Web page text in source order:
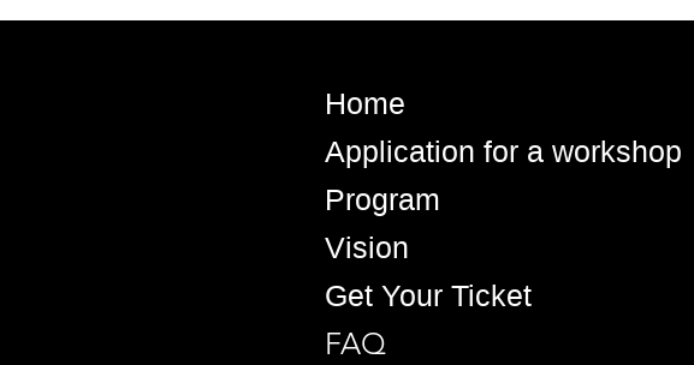
Home
Application for a workshop
Program
Vision
Get Your Ticket
FAQ